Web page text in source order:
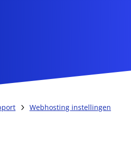
Webhosting instellingen